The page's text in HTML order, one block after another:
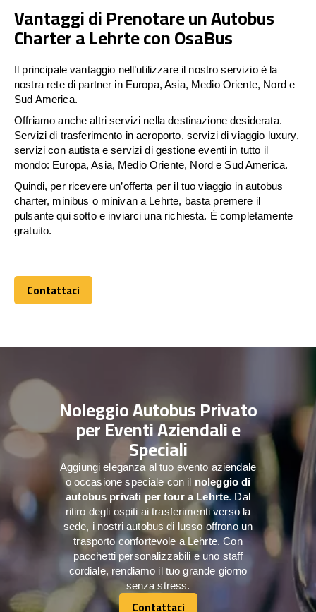
Vantaggi di Prenotare un Autobus
Charter a Lehrte con OsaBus
Il principale vantaggio nell’utilizzare il nostro servizio è la
nostra rete di partner in Europa, Asia, Medio Oriente, Nord e
Sud America.
Offriamo anche altri servizi nella destinazione desiderata.
Servizi di trasferimento in aeroporto, servizi di viaggio luxury,
servizi con autista e servizi di gestione eventi in tutto il
mondo: Europa, Asia, Medio Oriente, Nord e Sud America.
Quindi, per ricevere un’offerta per il tuo viaggio in autobus
charter, minibus o minivan a Lehrte, basta premere il
pulsante qui sotto e inviarci una richiesta. È completamente
gratuito.
Contattaci
Contattaci
Noleggio Autobus Privato
per Eventi Aziendali e
Speciali
Aggiungi eleganza al tuo evento aziendale
o occasione speciale con il noleggio di
autobus privati per tour a Lehrte. Dal
ritiro degli ospiti ai trasferimenti verso la
sede, i nostri autobus di lusso offrono un
trasporto confortevole a Lehrte. Con
pacchetti personalizzabili e uno staff
cordiale, rendiamo il tuo grande giorno
senza stress.
Contattaci